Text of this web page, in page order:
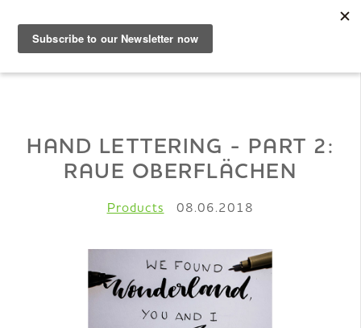
Shop
Production
HAND LETTERING - PART 2:
RAUE OBERFLÄCHEN
Products 08.06.2018